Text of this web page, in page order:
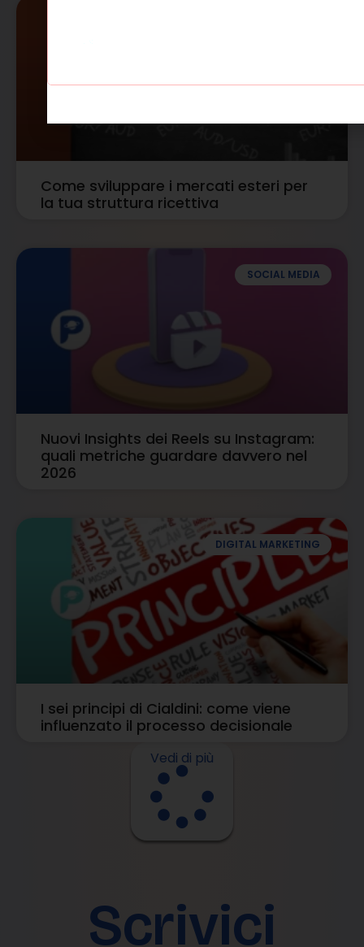
Come sviluppare i mercati esteri per
la tua struttura ricettiva
SOCIAL MEDIA
Nuovi Insights dei Reels su Instagram:
quali metriche guardare davvero nel
2026
DIGITAL MARKETING
I sei principi di Cialdini: come viene
influenzato il processo decisionale
Vedi di più
Scrivici